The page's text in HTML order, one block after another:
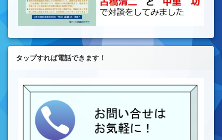
タップすれば電話できます！